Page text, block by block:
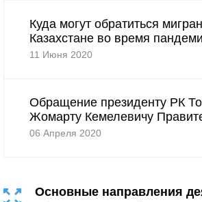
Куда могут обратиться
Казахстане во время
11 Июня 2020
Обращение президенту РК
Жомарту Кемелевичу
06 Апреля 2020
Основные направления